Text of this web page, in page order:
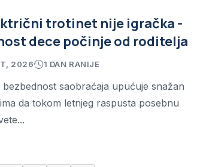
trotinet nije igračka -
dece počinje od roditelja
2026 1 DAN RANIJE
bezbednost saobraćaja upućuje snažan
da tokom letnjeg raspusta posebnu